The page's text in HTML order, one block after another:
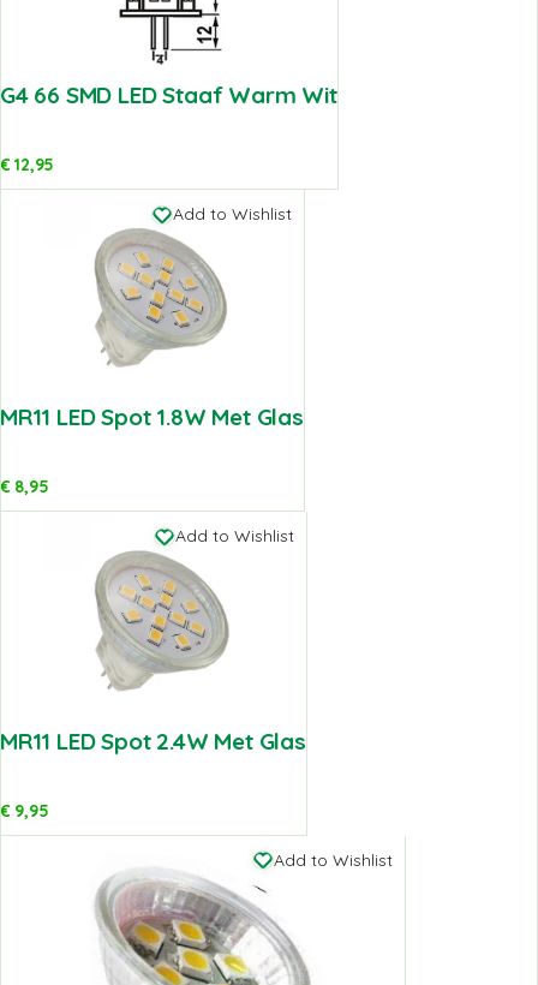
G4 66 SMD LED Staaf Warm Wit
€12,95
Add to Wishlist
MR11 LED Spot 1.8W Met Glas
€8,95
Add to Wishlist
MR11 LED Spot 2.4W Met Glas
€9,95
Add to Wishlist